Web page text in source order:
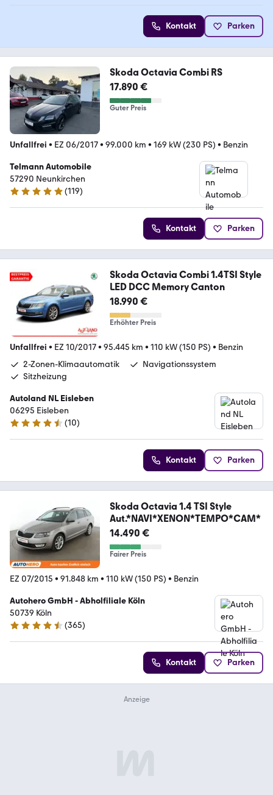
Kontakt Parken
Skoda Octavia Combi RS
17.890 €
Guter Preis
Unfallfrei • EZ 06/2017• 99.000 km • 169 kW (230 PS) • Benzin
Telmann Automobile
57290 Neunkirchen
5 Sterne
(119)
Kontakt Parken
Skoda Octavia Combi 1.4TSI Style
LED DCC Memory Canton
18.990 €
Erhöhter Preis
Unfallfrei • EZ 10/2017• 95.445 km • 110 kW (150 PS) • Benzin
2-Zonen-Klimaautomatik
Navigationssystem
Sitzheizung
Autoland NL Eisleben
06295 Eisleben
4.6 Sterne
(10)
Kontakt Parken
Skoda Octavia 1.4 TSI Style
Aut.*NAVI*XENON*TEMPO*CAM*
14.490 €
Fairer Preis
EZ 07/2015 • 91.848 km • 110 kW (150 PS) • Benzin
Autohero GmbH - Abholfiliale Köln
50739 Köln
4.6 Sterne
(365)
Kontakt Parken